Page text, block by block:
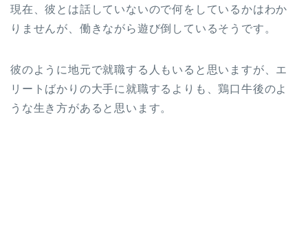
現在、彼とは話していないので何をしているかはわか
りませんが、働きながら遊び倒しているそうです。
彼のように地元で就職する人もいると思いますが、エ
リートばかりの大手に就職するよりも、鶏口牛後のよ
うな生き方があると思います。